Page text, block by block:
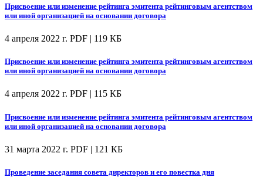
Присвоение или изменение рейтинга эмитента рейтинговым агентством
или иной организацией на основании договора
4 апреля 2022 г. PDF | 119 КБ
Присвоение или изменение рейтинга эмитента рейтинговым агентством
или иной организацией на основании договора
4 апреля 2022 г. PDF | 115 КБ
Присвоение или изменение рейтинга эмитента рейтинговым агентством
или иной организацией на основании договора
31 марта 2022 г. PDF | 121 КБ
Проведение заседания совета директоров и его повестка дня